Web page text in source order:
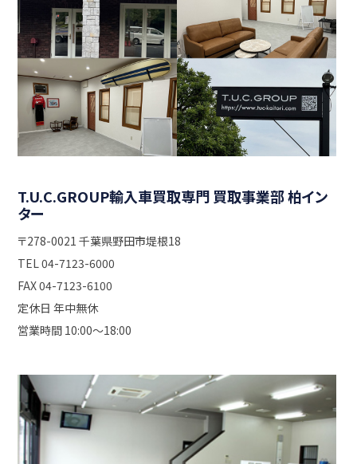
T.U.C.GROUP輸入車買取専門 買取事業部 柏イン
ター
〒278-0021 千葉県野田市堤根18
TEL 04-7123-6000
FAX 04-7123-6100
定休日 年中無休
営業時間 10:00〜18:00